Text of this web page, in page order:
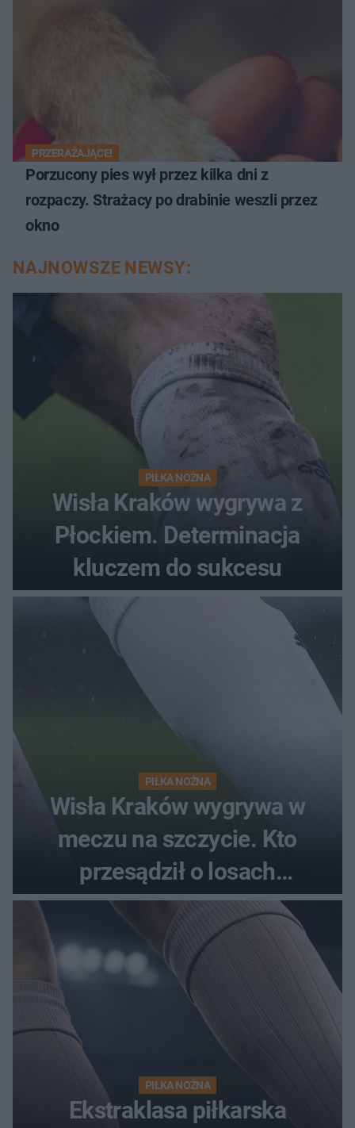
PRZERAŻAJĄCE!
Porzucony pies wył przez kilka dni z
rozpaczy. Strażacy po drabinie weszli przez
okno
NAJNOWSZE NEWSY:
PIŁKA NOŻNA
Wisła Kraków wygrywa z
Płockiem. Determinacja
kluczem do sukcesu
PIŁKA NOŻNA
Wisła Kraków wygrywa w
meczu na szczycie. Kto
przesądził o losach
spotkania?
PIŁKA NOŻNA
Ekstraklasa piłkarska